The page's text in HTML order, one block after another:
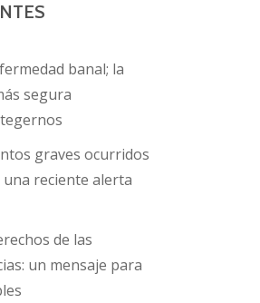
banal; la
segura
graves ocurridos
reciente alerta
de las
un mensaje para